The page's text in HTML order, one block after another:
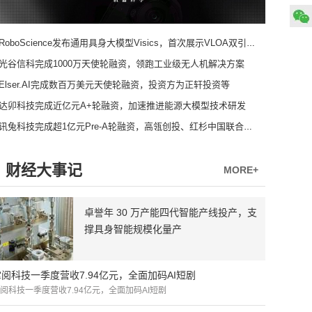
RoboScience发布通用具身大模型Visics，首次展示VLOA双引擎架构
谷信科完成1000万天使轮融资，领跑工业级无人机解决方案
完成数百万美元天使轮融资，投资方为正轩投资等
卯科技完成近亿元A+轮融资，加速推进能源大模型技术研发
讯兔科技完成超1亿元Pre-A轮融资，高瓴创投、红杉中国联合领投
MORE+
财经大事记
卓誉年 30 万产能四代智能产线投产，支
撑具身智能规模化量产
科技一季度营收7.94亿元，全面加码AI短剧
科技一季度营收7.94亿元，全面加码AI短剧